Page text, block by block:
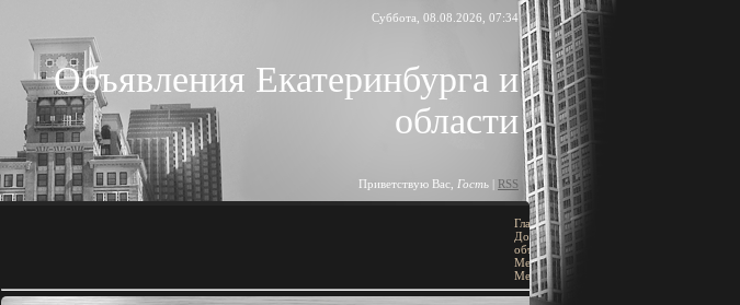
Суббота, 08.08.2026, 07:34
Объявления Екатеринбурга и
области
Приветствую Вас Гость | RSS
Главная»
Доска
объявлений
Металлы
Металлопрокат